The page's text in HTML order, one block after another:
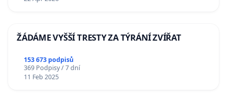
ŽÁDÁME VYŠŠÍ TRESTY ZA TÝRÁNÍ ZVÍŘAT
153 673 podpisů
369 Podpisy / 7 dní
11 Feb 2025